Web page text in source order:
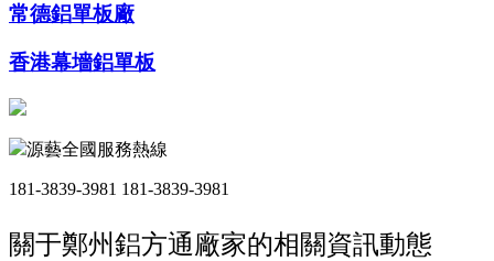
常德鋁單板廠
香港幕墻鋁單板
源藝全國服務熱線
181-3839-3981 181-3839-3981
關于鄭州鋁方通廠家的相關資訊動態